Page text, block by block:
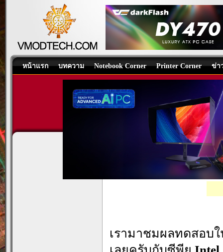
หน้าแรก บทความ Notebook Corner Printer Corner ข่า
Intel Core Ultra 9 285K
โดย:Nongkoo
เรามาชมผลทดสอบ